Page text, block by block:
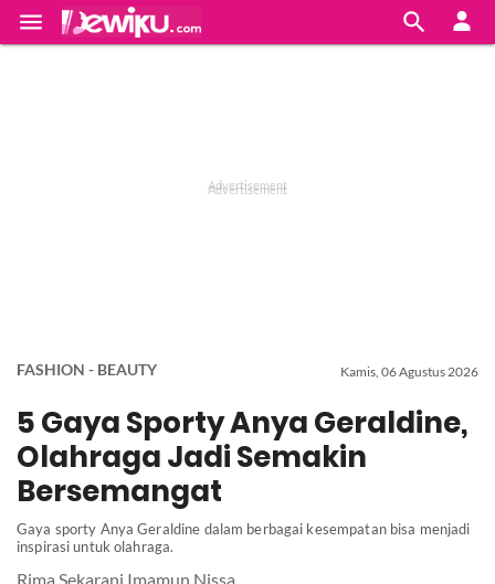
 
FASHION - BEAUTY Kamis, 06 Agustus 2026
5 Gaya Sporty Anya Geraldine,
Olahraga Jadi Semakin
Bersemangat
Gaya sporty Anya Geraldine dalam berbagai kesempatan bisa menjadi
inspirasi untuk olahraga.
Rima Sekarani Imamun Nissa